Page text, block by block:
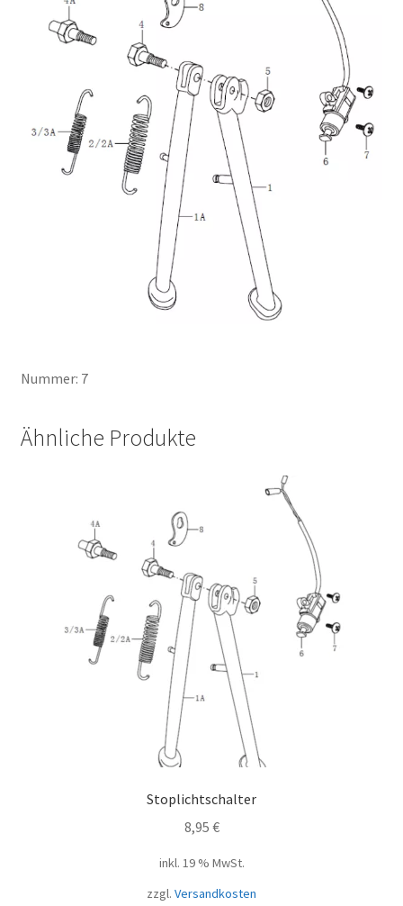
Nummer: 7
Ähnliche Produkte
Stoplichtschalter
8,95 €
inkl. 19 % MwSt.
zzgl. Versandkosten